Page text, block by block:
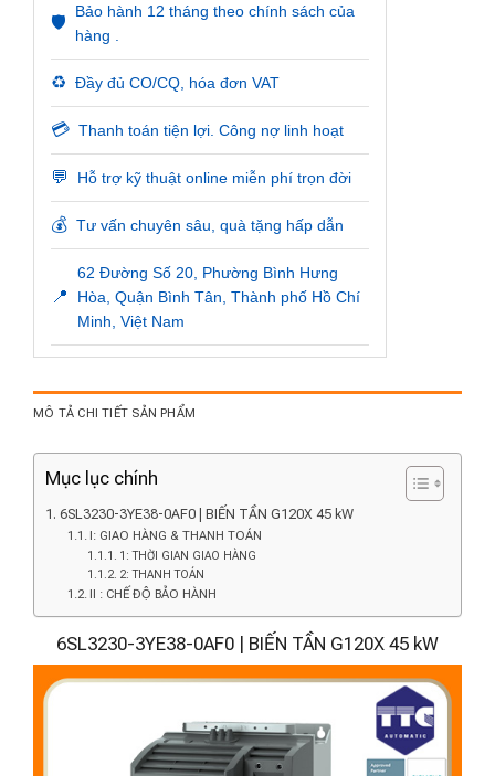
🛡️
Bảo hành 12 tháng theo chính sách của
hàng .
♻️ Đầy đủ CO/CQ, hóa đơn VAT
💳 Thanh toán tiện lợi. Công nợ linh hoạt
💬 Hỗ trợ kỹ thuật online miễn phí trọn đời
💰 Tư vấn chuyên sâu, quà tặng hấp dẫn
📍
62 Đường Số 20, Phường Bình Hưng
Hòa, Quận Bình Tân, Thành phố Hồ Chí
Minh, Việt Nam
MÔ TẢ CHI TIẾT SẢN PHẨM
Mục lục chính
6SL3230-3YE38-0AF0 | BIẾN TẦN G120X 45 kW
I: GIAO HÀNG & THANH TOÁN
1: THỜI GIAN GIAO HÀNG
2: THANH TOÁN
II : CHẾ ĐỘ BẢO HÀNH
6SL3230-3YE38-0AF0 | BIẾN TẦN G120X 45 kW